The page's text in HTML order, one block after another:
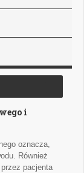
i
oznacza,
Również
pacjenta